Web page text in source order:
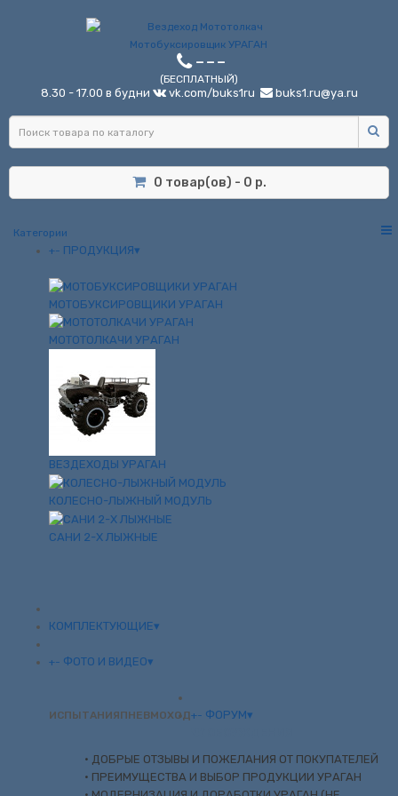
---
(БЕСПЛАТНЫЙ)
8.30 - 17.00 в будни vk.com/buks1ru buks1.ru@ya.ru
0 товар(ов) - 0 р.
Категории
+- ПРОДУКЦИЯ▾
МОТОБУКСИРОВЩИКИ УРАГАН
МОТОТОЛКАЧИ УРАГАН
ВЕЗДЕХОДЫ УРАГАН
КОЛЕСНО-ЛЫЖНЫЙ МОДУЛЬ
САНИ 2-Х ЛЫЖНЫЕ
КОМПЛЕКТУЮЩИЕ▾
+- ФОТО И ВИДЕО▾
ИСПЫТАНИЯПНЕВМОХОД+- ФОРУМ▾
• ДОБРЫЕ ОТЗЫВЫ И ПОЖЕЛАНИЯ ОТ ПОКУПАТЕЛЕЙ
• ПРЕИМУЩЕСТВА И ВЫБОР ПРОДУКЦИИ УРАГАН
ПРОДУКЦИЯ
МОТОТОЛКАЧИ УРАГАН
Передний модуль для мотобуксировщика Ураган
мотобуксировщика Ураган
18 400 р.